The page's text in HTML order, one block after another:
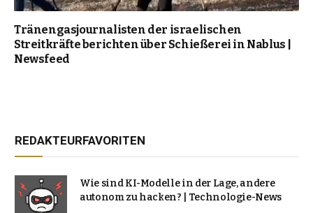
Tränengasjournalisten der israelischen
Streitkräfte berichten über Schießerei in Nablus |
Newsfeed
REDAKTEURFAVORITEN
Wie sind KI-Modelle in der Lage, andere
autonom zu hacken? | Technologie-News